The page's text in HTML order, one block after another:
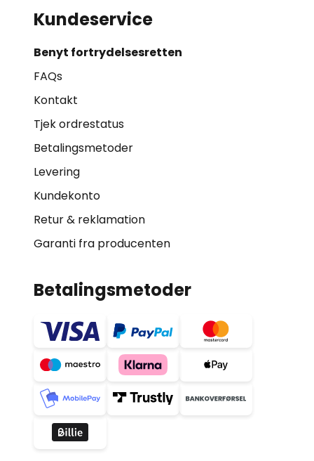
Kundeservice
Benyt fortrydelsesretten
FAQs
Kontakt
Tjek ordrestatus
Betalingsmetoder
Levering
Kundekonto
Retur & reklamation
Garanti fra producenten
Betalingsmetoder